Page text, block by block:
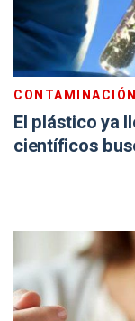
CONTAMINACIÓN
El plástico ya
científicos